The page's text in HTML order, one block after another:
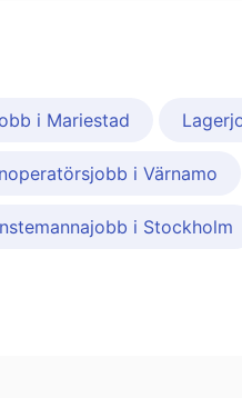
i Mariestad
i Värnamo
i Stockholm